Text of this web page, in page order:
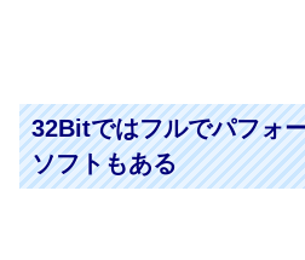
32Bitではフルでパフォ
ソフトもある